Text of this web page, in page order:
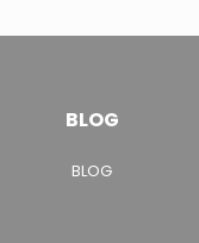
BLOG
BLOG